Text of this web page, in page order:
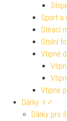
Sport a
Stírací
Stolní
Vtipné
Vtipné
Dárky ♀♂
Dárky pro